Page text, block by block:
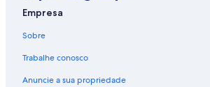
Empresa
Sobre
Trabalhe conosco
Anuncie a sua propriedade